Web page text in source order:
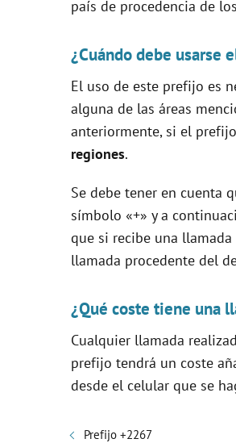
país de procedencia de
¿Cuándo debe usarse
El uso de este prefijo es
alguna de las áreas
anteriormente, si el
regiones.
Se debe tener en cuenta
símbolo «+» y a
que si recibe una
llamada procedente del
¿Qué coste tiene una
Cualquier llamada
prefijo tendrá un coste
desde el celular que se
Prefijo +2267